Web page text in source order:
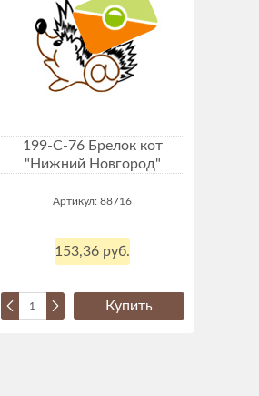
199-C-76 Брелок кот
"Нижний Новгород"
Артикул: 88716
153,36 руб.
Купить